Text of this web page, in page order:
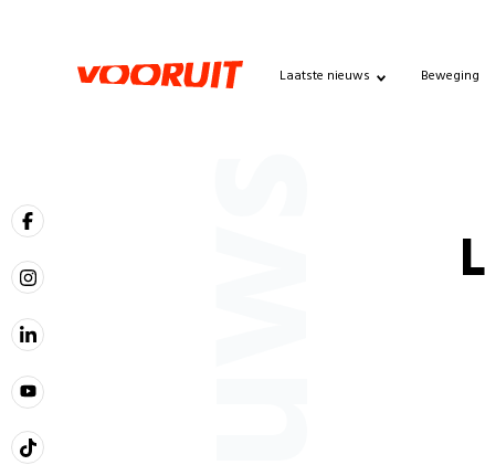
Laatste nieuws Beweging